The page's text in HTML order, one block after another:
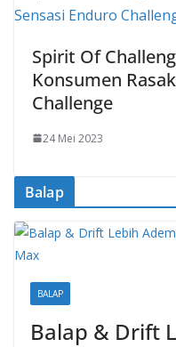
Spirit Of
Konsumen
Challenge
24 Mei 2023
Balap
BALAP
Balap & Drift